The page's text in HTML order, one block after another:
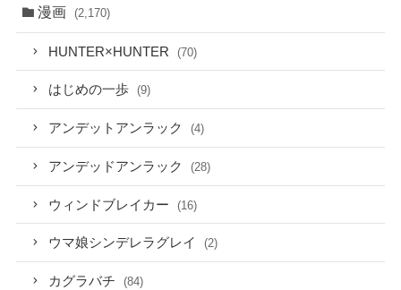
漫画 (2,170)
HUNTER×HUNTER (70)
はじめの一歩 (9)
アンデットアンラック (4)
アンデッドアンラック (28)
ウィンドブレイカー (16)
ウマ娘シンデレラグレイ (2)
カグラバチ (84)